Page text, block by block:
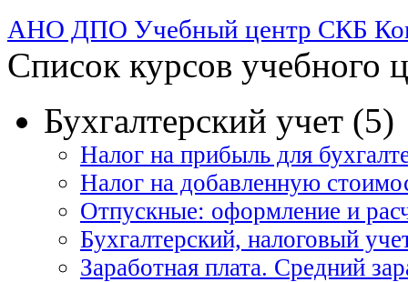
АНО ДПО Учебный центр СКБ
Список курсов учебного
Бухгалтерский учет (5)
Налог на прибыль для
Налог на добавленную
Отпускные: оформление и
Бухгалтерский, налоговый
Заработная плата. Средний